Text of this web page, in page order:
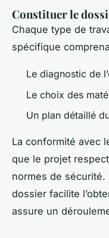
Constituer le
Chaque type de
spécifique
Le diagnostic de
Le choix des
Un plan détaillé
La conformité avec
que le projet
normes de sécurité.
dossier facilite
assure un